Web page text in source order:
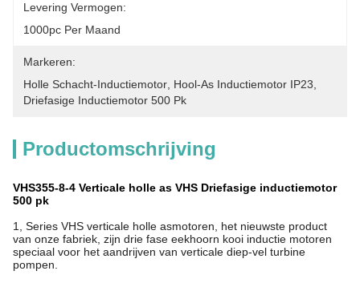
Levering Vermogen:
1000pc Per Maand
Markeren:
Holle Schacht-Inductiemotor Hool-As Inductiemotor IP23
Driefasige Inductiemotor 500 Pk
Productomschrijving
VHS355-8-4 Verticale holle as VHS Driefasige inductiemotor
500 pk
1, Series VHS verticale holle asmotoren, het nieuwste product
van onze fabriek, zijn drie fase eekhoorn kooi inductie motoren
speciaal voor het aandrijven van verticale diep-vel turbine
pompen.